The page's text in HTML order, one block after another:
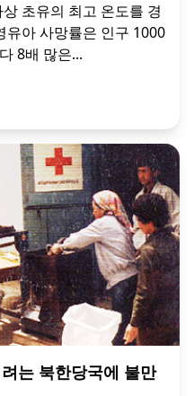
초유의 최고 온도를 경
유아 사망률은 인구 1000
8배 많은...
는 북한당국에 불만